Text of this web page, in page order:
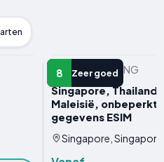
8 Zeer goed
ANDERE ERVARING
Singapore, Thailand
Maleisië,
gegevens ESIM
Singapore, Singapore